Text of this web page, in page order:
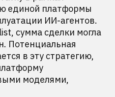
единой платформы
ИИ-агентов.
сумма сделки могла
Потенциальная
в эту стратегию,
моделями,